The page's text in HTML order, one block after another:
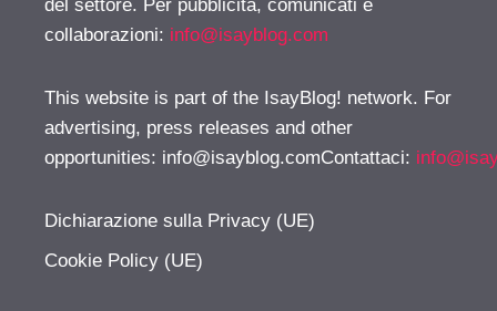
del settore. Per pubblicità, comunicati e
collaborazioni: info@isayblog.com
This website is part of the IsayBlog! network. For
advertising, press releases and other
opportunities: info@isayblog.comContattaci:
Dichiarazione sulla Privacy (UE)
Cookie Policy (UE)